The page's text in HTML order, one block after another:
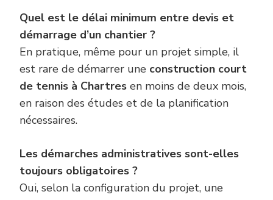
Quel est le délai minimum entre devis et
démarrage d’un chantier ?
En pratique, même pour un projet simple, il
est rare de démarrer une construction court
de tennis à Chartres en moins de deux mois,
en raison des études et de la planification
nécessaires.
Les démarches administratives sont-elles
toujours obligatoires ?
Oui, selon la configuration du projet, une